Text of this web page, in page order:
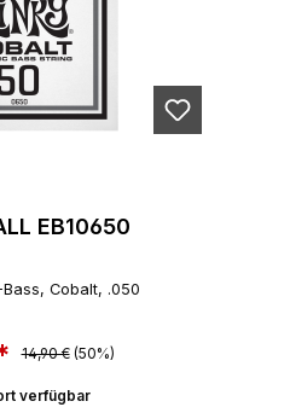
EB10650
Cobalt, .050
Regulärer Preis:
14,90 € (50%)
verfügbar